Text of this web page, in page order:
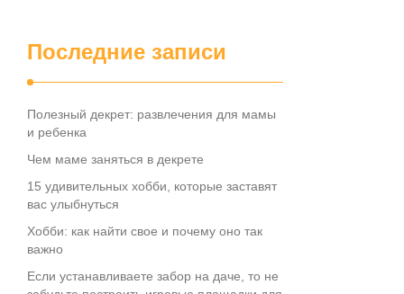
Последние записи
Полезный декрет: развлечения для мамы
и ребенка
Чем маме заняться в декрете
15 удивительных хобби, которые заставят
вас улыбнуться
Хобби: как найти свое и почему оно так
важно
Если устанавливаете забор на даче, то не